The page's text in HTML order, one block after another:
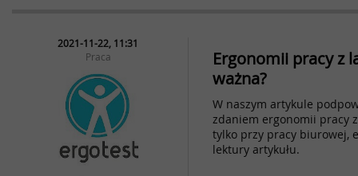
2021-11-22, 11:31
Praca
Ergonomii pracy z
ważna?
W naszym artykule
zdaniem ergonomii pracy
tylko przy pracy biurowej,
lektury artykułu.